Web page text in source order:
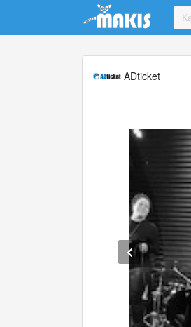
Update cookies preferences
ADticket